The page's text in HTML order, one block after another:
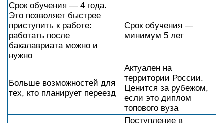
Срок обучения — 4 года.
Это позволяет быстрее
приступить к работе:
работать после
бакалавриата можно и
нужно
Срок обучения —
минимум 5 лет
Больше возможностей для
тех, кто планирует переезд
Актуален на
территории России.
Ценится за рубежом,
если это диплом
топового вуза
Поступление в